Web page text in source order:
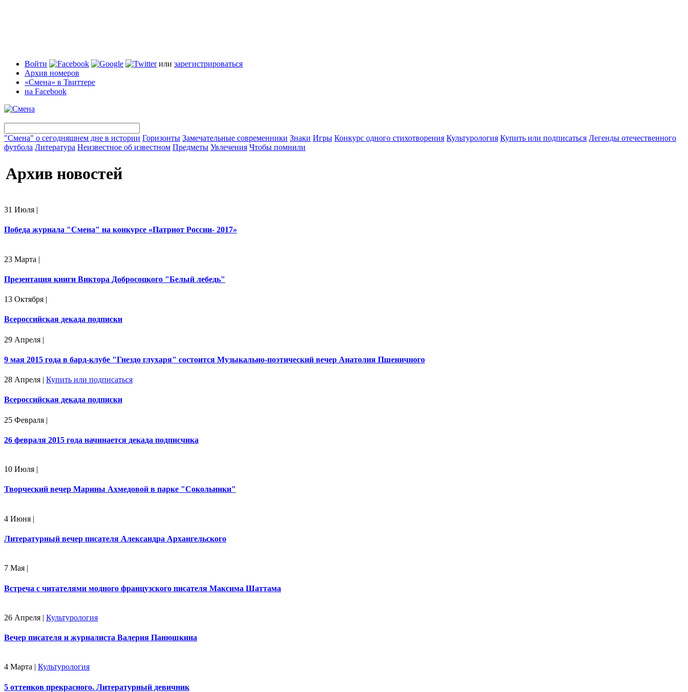
Войти или зарегистрироваться
Архив номеров
«Смена» в Твиттере
на Facebook
"Смена" о сегодняшнем дне в истории Горизонты Замечательные современники Знаки Игры Конкурс одного стихотворения Культурология Купить или подписаться Легенды отечественного
футбола Литература Неизвестное об известном Предметы Увлечения Чтобы помнили
Архив новостей
31 Июля |
Победа журнала "Смена" на конкурсе «Патриот России- 2017»
23 Марта |
Презентация книги Виктора Добросоцкого "Белый лебедь"
13 Октября |
Всероссийская декада подписки
29 Апреля |
9 мая 2015 года в бард-клубе "Гнездо глухаря" состоится Музыкально-поэтический вечер Анатолия Пшеничного
28 Апреля | Купить или подписаться
Всероссийская декада подписки
25 Февраля |
26 февраля 2015 года начинается декада подписчика
10 Июля |
Творческий вечер Марины Ахмедовой в парке "Сокольники"
4 Июня |
Литературный вечер писателя Александра Архангельского
7 Мая |
Встреча с читателями модного французского писателя Максима Шаттама
26 Апреля | Культурология
Вечер писателя и журналиста Валерия Панюшкина
4 Марта | Культурология
5 оттенков прекрасного. Литературный девичник